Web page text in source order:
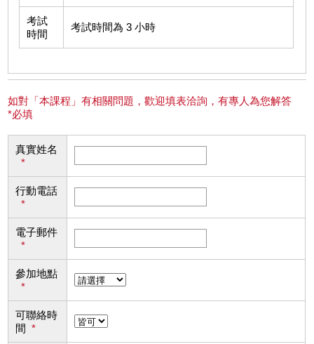
考試
時間
考試時間為 3 小時
如對「本課程」有相關問題，歡迎填表洽詢，有專人為您解答
*必填
真實姓名
*
行動電話
*
電子郵件
*
參加地點
*
可聯絡時
間 *